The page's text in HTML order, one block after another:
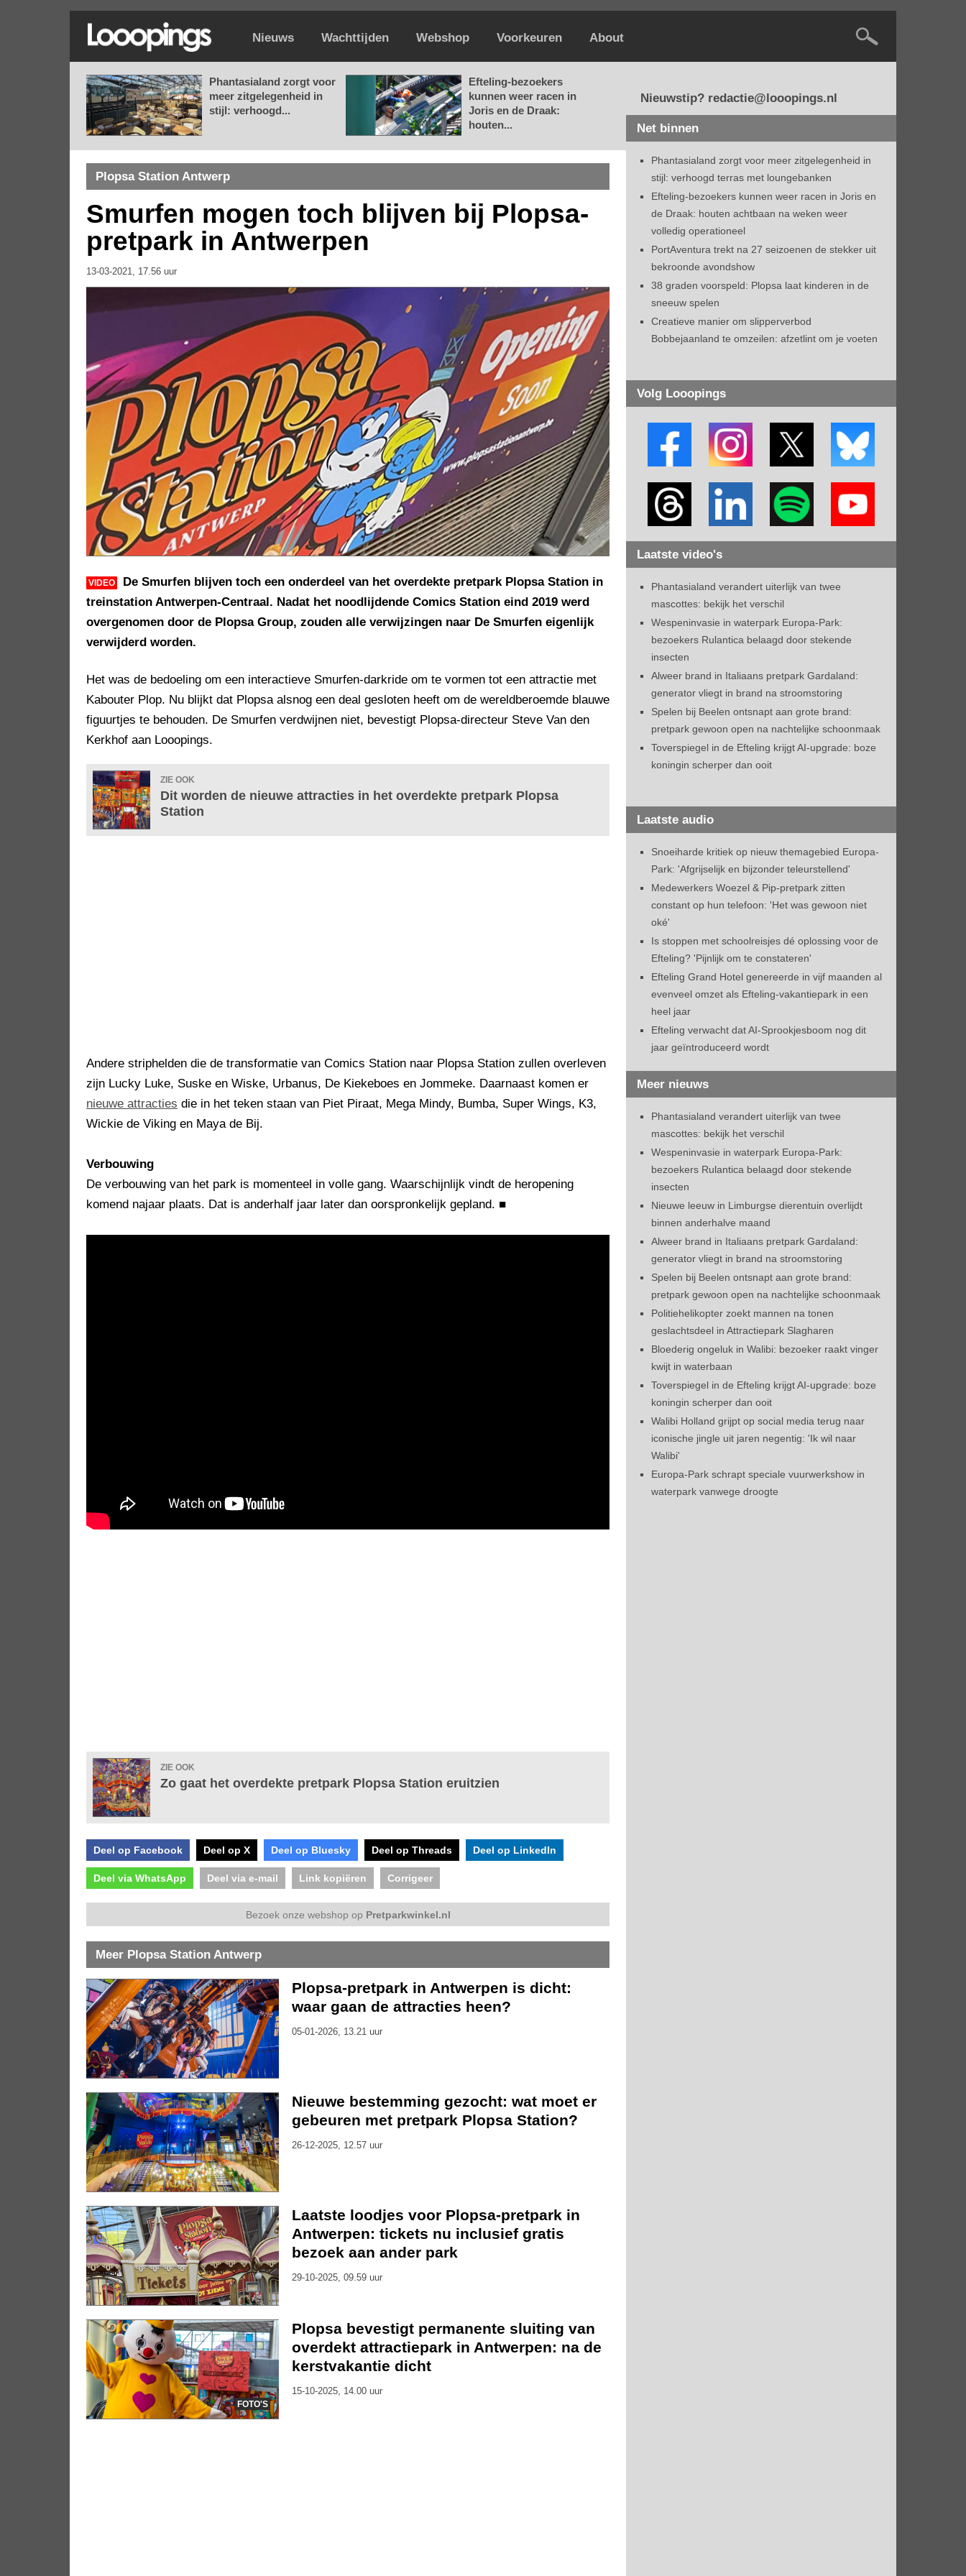
Nieuws Wachttijden Webshop Voorkeuren About
Phantasialand zorgt voor
meer zitgelegenheid in
stijl: verhoogd...
Efteling-bezoekers
kunnen weer racen in
Joris en de Draak:
houten...
Plopsa Station Antwerp
Smurfen mogen toch blijven bij Plopsa-
pretpark in Antwerpen
13-03-2021, 17.56 uur
VIDEO
De Smurfen blijven toch een onderdeel van het overdekte pretpark Plopsa Station in
treinstation Antwerpen-Centraal. Nadat het noodlijdende Comics Station eind 2019 werd
overgenomen door de Plopsa Group, zouden alle verwijzingen naar De Smurfen eigenlijk
verwijderd worden.
Het was de bedoeling om een interactieve Smurfen-darkride om te vormen tot een attractie met
Kabouter Plop. Nu blijkt dat Plopsa alsnog een deal gesloten heeft om de wereldberoemde blauwe
figuurtjes te behouden. De Smurfen verdwijnen niet, bevestigt Plopsa-directeur Steve Van den
Kerkhof aan Looopings.
ZIE OOK
Dit worden de nieuwe attracties in het overdekte pretpark Plopsa
Station
Andere striphelden die de transformatie van Comics Station naar Plopsa Station zullen overleven
zijn Lucky Luke, Suske en Wiske, Urbanus, De Kiekeboes en Jommeke. Daarnaast komen er
nieuwe attracties die in het teken staan van Piet Piraat, Mega Mindy, Bumba, Super Wings, K3,
Wickie de Viking en Maya de Bij.
Verbouwing
De verbouwing van het park is momenteel in volle gang. Waarschijnlijk vindt de heropening
komend najaar plaats. Dat is anderhalf jaar later dan oorspronkelijk gepland. ■
ZIE OOK
Zo gaat het overdekte pretpark Plopsa Station eruitzien
Deel op Facebook Deel op X Deel op Bluesky Deel op Threads Deel op LinkedIn
Deel via WhatsApp Deel via e-mail Link kopiëren Corrigeer
Bezoek onze webshop op Pretparkwinkel.nl
Meer Plopsa Station Antwerp
Plopsa-pretpark in Antwerpen is dicht:
waar gaan de attracties heen?
05-01-2026, 13.21 uur
Nieuwe bestemming gezocht: wat moet er
gebeuren met pretpark Plopsa Station?
26-12-2025, 12.57 uur
Laatste loodjes voor Plopsa-pretpark in
Antwerpen: tickets nu inclusief gratis
bezoek aan ander park
29-10-2025, 09.59 uur
FOTO'S
Plopsa bevestigt permanente sluiting van
overdekt attractiepark in Antwerpen: na de
kerstvakantie dicht
15-10-2025, 14.00 uur
Nieuwstip? redactie@looopings.nl
Net binnen
Phantasialand zorgt voor meer zitgelegenheid in
stijl: verhoogd terras met loungebanken
Efteling-bezoekers kunnen weer racen in Joris en
de Draak: houten achtbaan na weken weer
volledig operationeel
PortAventura trekt na 27 seizoenen de stekker uit
bekroonde avondshow
38 graden voorspeld: Plopsa laat kinderen in de
sneeuw spelen
Creatieve manier om slipperverbod
Bobbejaanland te omzeilen: afzetlint om je voeten
Volg Looopings
Laatste video's
Phantasialand verandert uiterlijk van twee
mascottes: bekijk het verschil
Wespeninvasie in waterpark Europa-Park:
bezoekers Rulantica belaagd door stekende
insecten
Alweer brand in Italiaans pretpark Gardaland:
generator vliegt in brand na stroomstoring
Spelen bij Beelen ontsnapt aan grote brand:
pretpark gewoon open na nachtelijke schoonmaak
Toverspiegel in de Efteling krijgt AI-upgrade: boze
koningin scherper dan ooit
Laatste audio
Snoeiharde kritiek op nieuw themagebied Europa-
Park: 'Afgrijselijk en bijzonder teleurstellend'
Medewerkers Woezel & Pip-pretpark zitten
constant op hun telefoon: 'Het was gewoon niet
oké'
Is stoppen met schoolreisjes dé oplossing voor de
Efteling? 'Pijnlijk om te constateren'
Efteling Grand Hotel genereerde in vijf maanden al
evenveel omzet als Efteling-vakantiepark in een
heel jaar
Efteling verwacht dat AI-Sprookjesboom nog dit
jaar geïntroduceerd wordt
Meer nieuws
Phantasialand verandert uiterlijk van twee
mascottes: bekijk het verschil
Wespeninvasie in waterpark Europa-Park:
bezoekers Rulantica belaagd door stekende
insecten
Nieuwe leeuw in Limburgse dierentuin overlijdt
binnen anderhalve maand
Alweer brand in Italiaans pretpark Gardaland:
generator vliegt in brand na stroomstoring
Spelen bij Beelen ontsnapt aan grote brand:
pretpark gewoon open na nachtelijke schoonmaak
Politiehelikopter zoekt mannen na tonen
geslachtsdeel in Attractiepark Slagharen
Bloederig ongeluk in Walibi: bezoeker raakt vinger
kwijt in waterbaan
Toverspiegel in de Efteling krijgt AI-upgrade: boze
koningin scherper dan ooit
Walibi Holland grijpt op social media terug naar
iconische jingle uit jaren negentig: 'Ik wil naar
Walibi'
Europa-Park schrapt speciale vuurwerkshow in
waterpark vanwege droogte